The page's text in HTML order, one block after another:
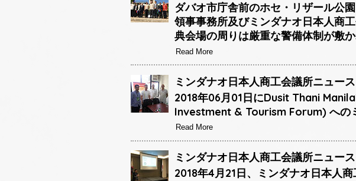
ダバオ市庁舎前のホセ・リザール公
領事事務所及びミンダナオ日本人商
典会場の周りは厳重な警備体制が敷
Read More
ミンダナオ日本人商工会議所ニュー
2018年06月01日にDusit Thani
Investment & Tourism Forum) への
Read More
ミンダナオ日本人商工会議所ニュー
2018年4月21日、ミンダナオ日本人